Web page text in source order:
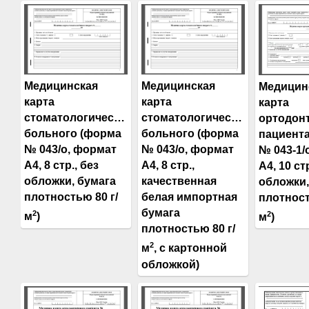
Медицинская
карта
стоматологического
больного (форма
№ 043/о, формат
А4, 8 стр., без
обложки, бумага
плотностью 80 г/
м2)
Медицинская
карта
стоматологического
больного (форма
№ 043/о, формат
А4, 8 стр.,
качественная
белая импортная
бумага
плотностью 80 г/
м2, с картонной
обложкой)
карта
№ 043-1/
А4, 10
м2)